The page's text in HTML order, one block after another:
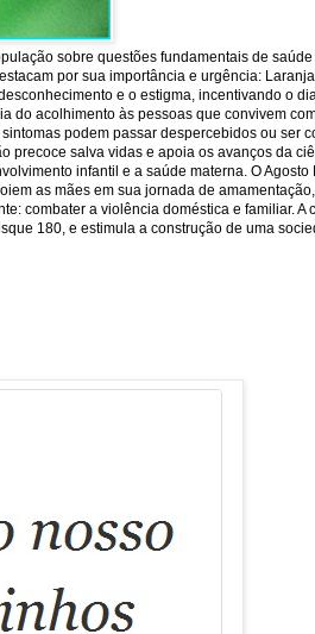
sobre questões fundamentais de
por sua importância e urgência:
e o estigma, incentivando o
acolhimento às pessoas que convivem
podem passar despercebidos ou
salva vidas e apoia os avanços da
infantil e a saúde materna. O
as mães em sua jornada de
combater a violência doméstica e familiar.
180, e estimula a construção de uma